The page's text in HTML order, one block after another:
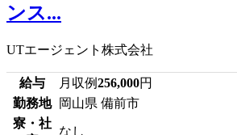
ンス...
UTエージェント株式会社
給与 月収例256,000円
勤務地
岡山県 備前市
寮・社
なし